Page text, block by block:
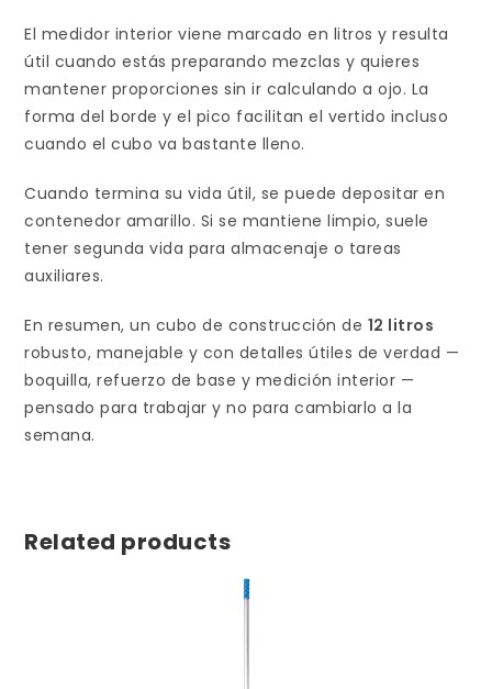
El medidor interior viene marcado en litros y resulta
útil cuando estás preparando mezclas y quieres
mantener proporciones sin ir calculando a ojo. La
forma del borde y el pico facilitan el vertido incluso
cuando el cubo va bastante lleno.
Cuando termina su vida útil, se puede depositar en
contenedor amarillo. Si se mantiene limpio, suele
tener segunda vida para almacenaje o tareas
auxiliares.
En resumen, un cubo de construcción de 12 litros
robusto, manejable y con detalles útiles de verdad —
boquilla, refuerzo de base y medición interior —
pensado para trabajar y no para cambiarlo a la
semana.
Related products